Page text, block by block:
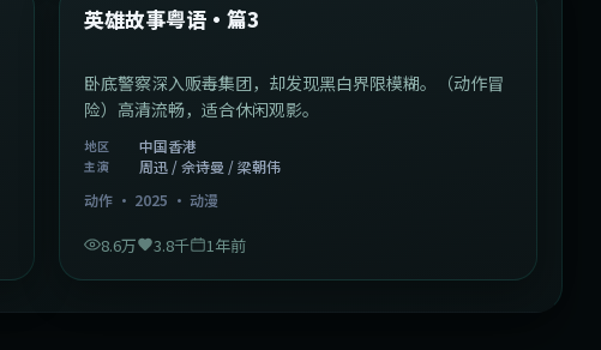
最新
英雄故事粤语·篇3
卧底警察深入贩毒集团，却发现黑白界限模糊。（动作冒
险）高清流畅，适合休闲观影。
地区 中国香港
主演
周迅 / 佘诗曼 / 梁朝伟
动作· 2025 · 动漫
8.6万 3.8千 1年前